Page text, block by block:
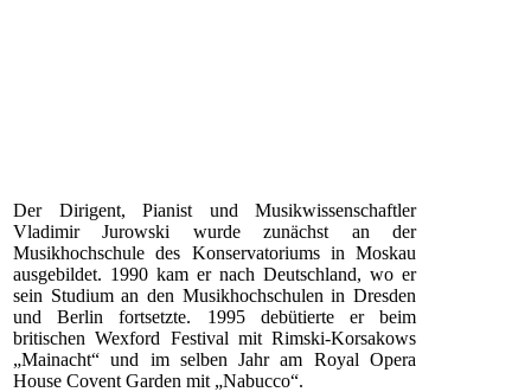
Der Dirigent, Pianist und Musikwissenschaftler
Vladimir Jurowski wurde zunächst an der
Musikhochschule des Konservatoriums in Moskau
ausgebildet. 1990 kam er nach Deutschland, wo er
sein Studium an den Musikhochschulen in Dresden
und Berlin fortsetzte. 1995 debütierte er beim
britischen Wexford Festival mit Rimski-Korsakows
„Mainacht“ und im selben Jahr am Royal Opera
House Covent Garden mit „Nabucco“.